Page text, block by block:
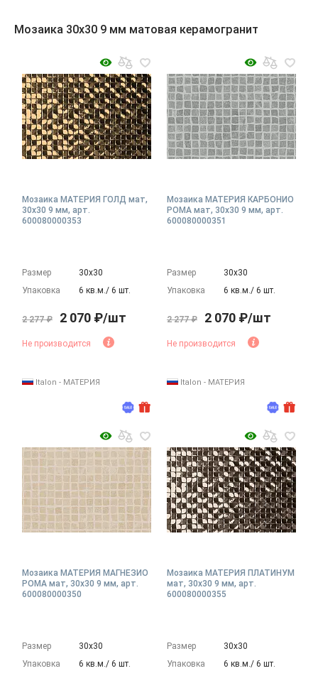
Мозаика 30x30 9 мм матовая керамогранит
Мозаика МАТЕРИЯ ГОЛД мат,
30x30 9 мм, арт.
600080000353
Размер
30х30
Упаковка
6 кв.м./ 6 шт.
2 277 ₽ 2 070 ₽/шт
Не производится
Italon - МАТЕРИЯ
Мозаика МАТЕРИЯ КАРБОНИО
РОМА мат, 30x30 9 мм, арт.
600080000351
Размер
30х30
Упаковка
6 кв.м./ 6 шт.
2 277 ₽ 2 070 ₽/шт
Не производится
Italon - МАТЕРИЯ
Мозаика МАТЕРИЯ МАГНЕЗИО
РОМА мат, 30x30 9 мм, арт.
600080000350
Размер
30х30
Упаковка
6 кв.м./ 6 шт.
Мозаика МАТЕРИЯ ПЛАТИНУМ
мат, 30x30 9 мм, арт.
600080000355
Размер
30х30
Упаковка
6 кв.м./ 6 шт.